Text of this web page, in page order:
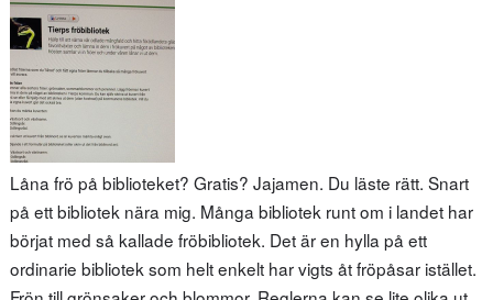
Låna frö på biblioteket? Gratis? Jajamen. Du läste rätt. Snart
på ett bibliotek nära mig. Många bibliotek runt om i landet har
börjat med så kallade fröbibliotek. Det är en hylla på ett
ordinarie bibliotek som helt enkelt har vigts åt fröpåsar istället.